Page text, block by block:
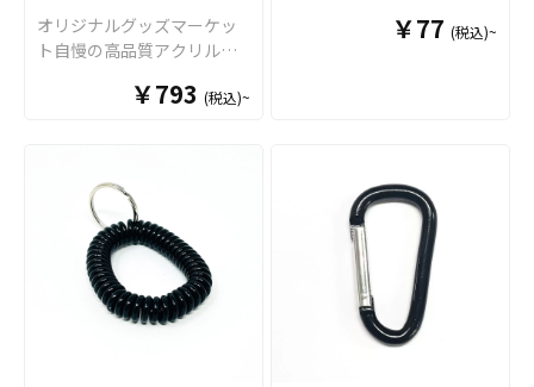
の投稿もされやすいアイテ
ムですので、アニメやゲー
グッズ、スポーツチーム応
幅広い用途に対応可能なお
すすめ商品です。
推しのアーティストやキャ
ラクターのライブやイベン
トのチケット当選を願う
「良席祈願」、スポーツ選
手やチームの勝利を願う
です。 販売に必要な資材も
取り揃えておりますので、
お客様にはデザインを入稿
していただくだけでオリジ
ナル商品として販売してい
ただくことができます。国
い。また、飾り紐の追加や
やイベントのチケット当選
を願う「良席祈願」、スポ
ーツ選手やチームの勝利を
願う「必勝祈願」など、
様々なシーンで活躍するア
イテムです。 販売に必要な
資材も取り揃えております
オリジナルグッズマーケッ
ト自慢の高品質アクリル素
オリジナルのアクリルペン
は8色で、ボタンを押す毎に
発光色を切り替えることが
可能です。土台部分も「ホ
ワイト」「ブラック」「ピ
ンク」「パステルブルー」
「レッド」の5色をご用意し
￥793 (税込)~
ンドです。 防水・軽量で柔
クセントとしても最適で
￥77 (税込)~